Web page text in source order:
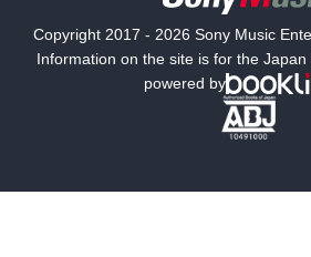
海外小
ミステリー SF
文学
Copyright 2017 - 2026 Sony Music
Information on the site is for the
powered by